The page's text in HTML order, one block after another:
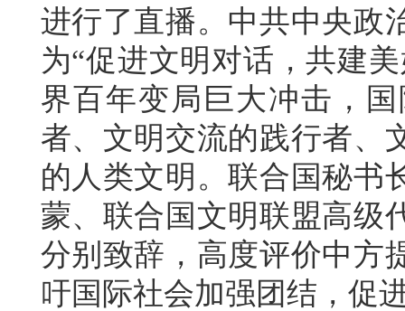
进行了直播。中共中央政
为“促进文明对话，共建
界百年变局巨大冲击，
者、文明交流的践行者、
的人类文明。联合国秘书
蒙、联合国文明联盟高级
分别致辞，高度评价中方
吁国际社会加强团结，促